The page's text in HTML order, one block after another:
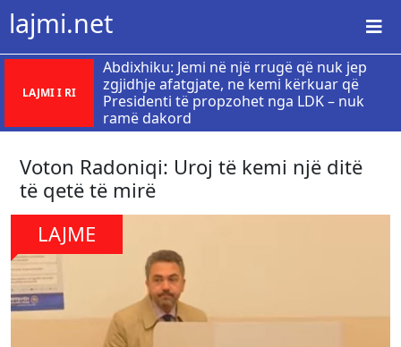
lajmi.net
LAJMI I RI
Abdixhiku: Jemi në një rrugë që nuk jep
zgjidhje afatgjate, ne kemi kërkuar që
Presidenti të propzohet nga LDK – nuk
ramë dakord
Voton Radoniqi: Uroj të kemi një ditë
të qetë të mirë
LAJME